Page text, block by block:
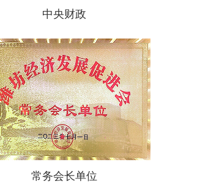
中央财政
常务会长单位